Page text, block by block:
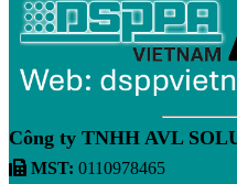
Công ty TNHH AVL
MST: 0110978465